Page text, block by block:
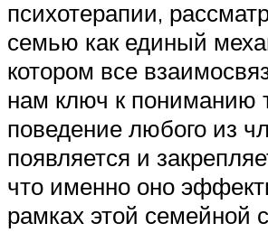
психотерапии,
семью как единый
котором все
нам ключ к пониманию
поведение любого из
появляется и
что именно оно
рамках этой семейной